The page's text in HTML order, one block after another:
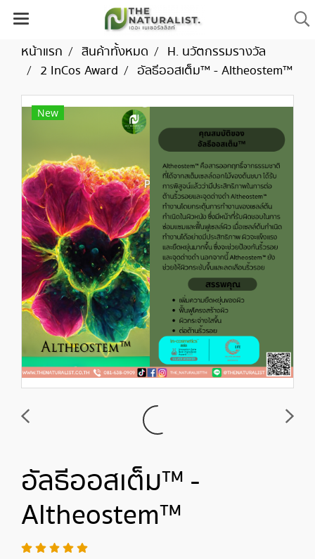
หน้าแรก สินค้าทั้งหมด
H. นวัตกรรมรางวัล
2 InCos Award
อัลธีออสเต็ม™ - Altheostem™
New
อัลธีออสเต็ม™ -
Altheostem™